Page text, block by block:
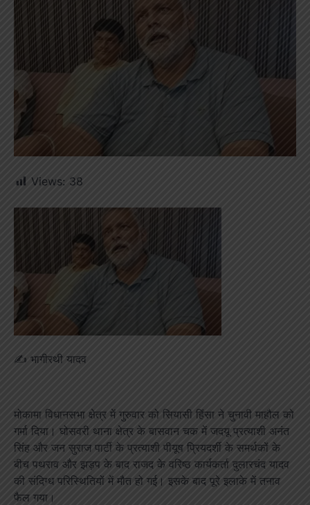
Views: 38
✍️ भागीरथी यादव
मोकामा विधानसभा क्षेत्र में गुरुवार को सियासी हिंसा ने चुनावी माहौल को
गर्मा दिया। घोसवरी थाना क्षेत्र के बासवान चक में जदयू प्रत्याशी अनंत
सिंह और जन सुराज पार्टी के प्रत्याशी पीयूष प्रियदर्शी के समर्थकों के
बीच पथराव और झड़प के बाद राजद के वरिष्ठ कार्यकर्ता दुलारचंद यादव
की संदिग्ध परिस्थितियों में मौत हो गई। इसके बाद पूरे इलाके में तनाव
फैल गया।